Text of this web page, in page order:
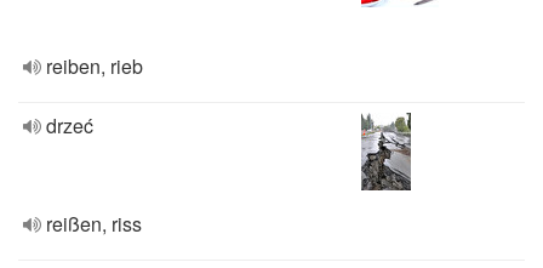
reiben, rieb
drzeć
reißen, riss